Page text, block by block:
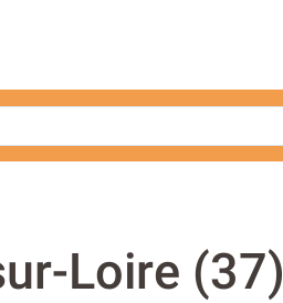
Loire (37)